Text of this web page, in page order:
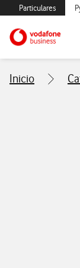
Menús
Particulares
y
Ir a la pagina
Inicio